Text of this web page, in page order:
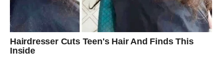
Ljubav vam vraća vjeru u sreću
Pred vama su trenuci puni topline, sigurnosti i iskrenih
emocija.